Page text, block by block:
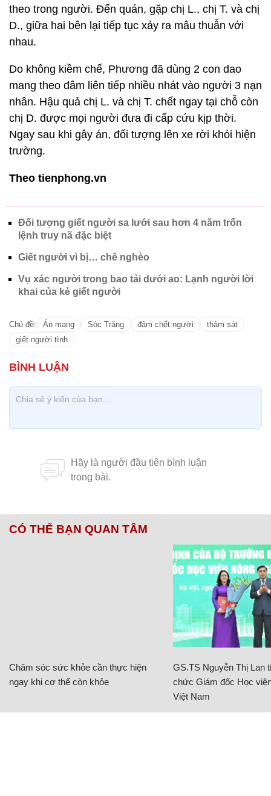
theo trong người. Đến quán, gặp chị L., chị T. và chị
D., giữa hai bên lại tiếp tục xảy ra mâu thuẫn với
nhau.
Do không kiềm chế, Phương đã dùng 2 con dao
mang theo đâm liên tiếp nhiều nhát vào người 3 nạn
nhân. Hậu quả chị L. và chị T. chết ngay tại chỗ còn
chị D. được mọi người đưa đi cấp cứu kịp thời.
Ngay sau khi gây án, đối tượng lên xe rời khỏi hiện
trường.
Theo tienphong.vn
Đối tượng giết người sa lưới sau hơn 4 năm trốn
lệnh truy nã đặc biệt
Giết người vì bị… chê nghèo
Vụ xác người trong bao tải dưới ao: Lạnh người lời
khai của kẻ giết người
Chủ đề: Án mạng Sóc Trăng đâm chết người
thảm sát
giết người tình
CÓ THỂ BẠN QUAN TÂM
Chăm sóc sức khỏe cần thực hiện
ngay khi cơ thể còn khỏe
GS.TS Nguyễn Thị Lan
chức Giám đốc Học
Việt Nam